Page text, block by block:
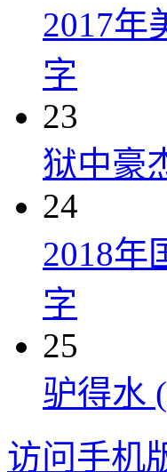
2017年
字
23
狱中豪
24
2018年
字
25
驴得水
访问手机